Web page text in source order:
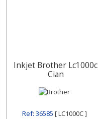
Inkjet Brother Lc1000c
Cian
Ref: 36585 [ LC1000C ]